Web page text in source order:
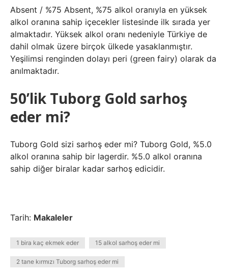
Absent / %75 Absent, %75 alkol oranıyla en yüksek
alkol oranına sahip içecekler listesinde ilk sırada yer
almaktadır. Yüksek alkol oranı nedeniyle Türkiye de
dahil olmak üzere birçok ülkede yasaklanmıştır.
Yeşilimsi renginden dolayı peri (green fairy) olarak da
anılmaktadır.
50’lik Tuborg Gold sarhoş
eder mi?
Tuborg Gold sizi sarhoş eder mi? Tuborg Gold, %5.0
alkol oranına sahip bir lagerdir. %5.0 alkol oranına
sahip diğer biralar kadar sarhoş edicidir.
Tarih: Makaleler
1 bira kaç ekmek eder 15 alkol sarhoş eder mi
2 tane kırmızı Tuborg sarhoş eder mi